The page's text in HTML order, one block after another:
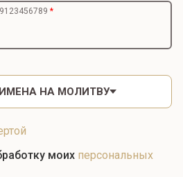
НА МОЛИТВУ
моих персональных